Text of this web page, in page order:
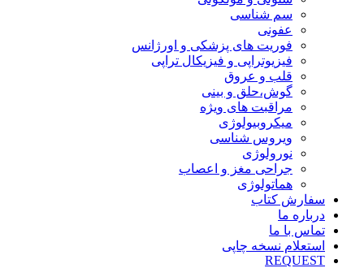
سم شناسی
عفونی
فوریت های پزشکی و اورژانس
فیزیوتراپی و فیزیکال تراپی
قلب و عروق
گوش،حلق و بینی
مراقبت های ویژه
میکروبیولوژی
ویروس شناسی
نورولوژی
جراحی مغز و اعصاب
هماتولوژی
سفارش کتاب
درباره ما
تماس با ما
استعلام نسخه چاپی
REQUEST